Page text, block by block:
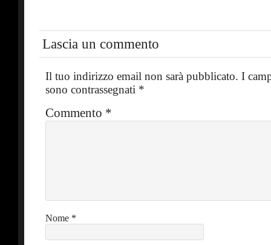
Lascia un commento
Il tuo indirizzo email non sarà pubblicato. I
sono contrassegnati *
Commento *
Nome *